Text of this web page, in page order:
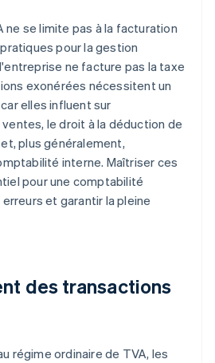
ne se limite pas à la facturation
pour la gestion
ne facture pas la taxe
exonérées nécessitent un
elles influent sur
le droit à la déduction de
plus généralement,
interne. Maîtriser ces
pour une comptabilité
et garantir la pleine
des transactions
régime ordinaire de TVA, les